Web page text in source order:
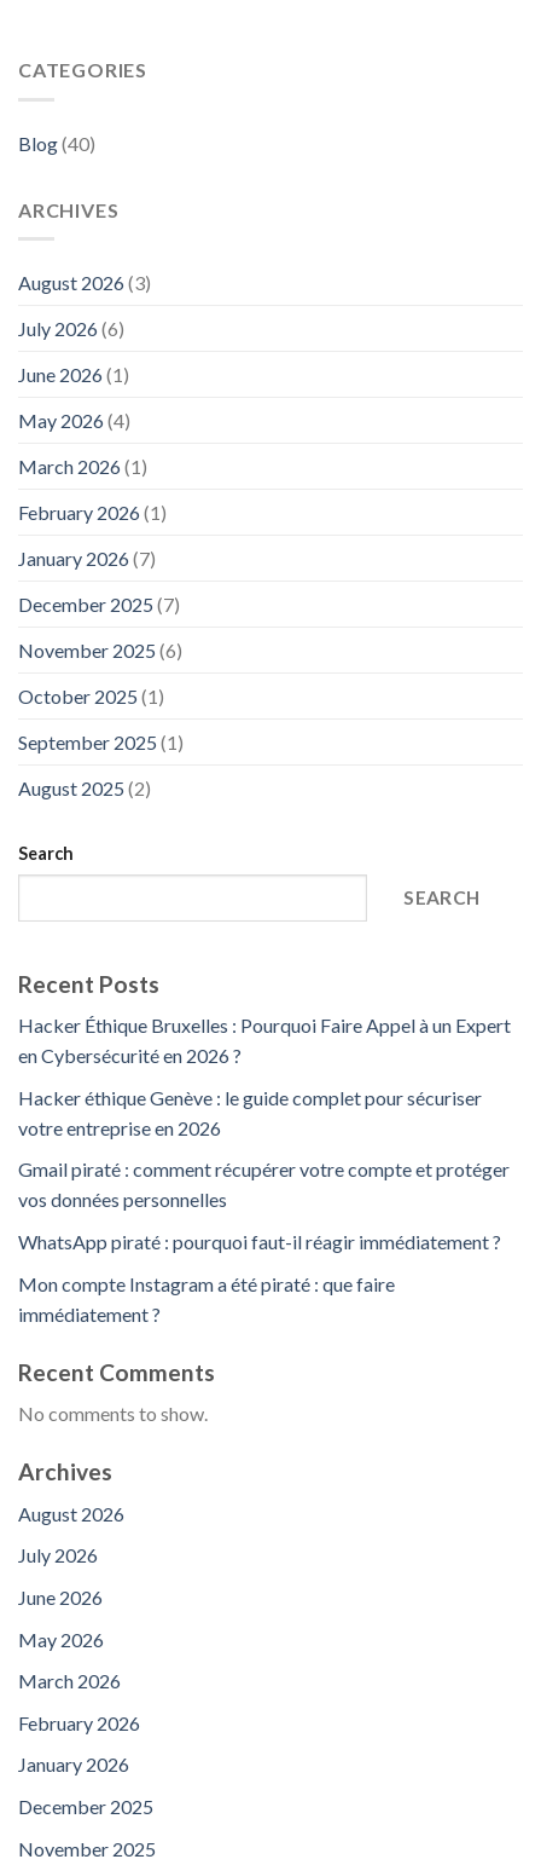
CATEGORIES
Blog(40)
ARCHIVES
August 2026(3)
July 2026(6)
June 2026(1)
May 2026(4)
March 2026(1)
February 2026(1)
January 2026(7)
December 2025 (7)
November 2025 (6)
October 2025 (1)
September 2025 (1)
August 2025 (2)
Search
SEARCH
Recent Posts
Hacker Éthique Bruxelles : Pourquoi Faire Appel à un Expert
en Cybersécurité en 2026 ?
Hacker éthique Genève : le guide complet pour sécuriser
votre entreprise en 2026
Gmail piraté : comment récupérer votre compte et protéger
vos données personnelles
WhatsApp piraté : pourquoi faut-il réagir immédiatement ?
Mon compte Instagram a été piraté : que faire
immédiatement ?
Recent Comments
No comments to show.
Archives
August 2026
July 2026
June 2026
May 2026
March 2026
February 2026
January 2026
December 2025
November 2025